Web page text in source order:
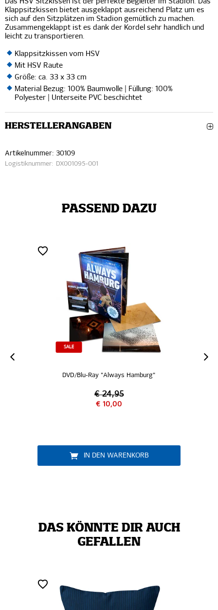
Klappsitzkissen bietet ausgeklappt ausreichend Platz um es
sich auf den Sitzplätzen im Stadion gemütlich zu machen.
Zusammengeklappt ist es dank der Kordel sehr handlich und
leicht zu transportieren.
Klappsitzkissen vom HSV
Mit HSV Raute
Größe: ca. 33 x 33 cm
Material Bezug: 100% Baumwolle | Füllung: 100%
Polyester | Unterseite PVC beschichtet
HERSTELLERANGABEN
Artikelnummer: 30109
Logistiknummer: DX001095-001
PASSEND DAZU
SALE
DVD/Blu-Ray "Always Hamburg"
€ 24,95
€ 10,00
IN DEN WARENKORB
DAS KÖNNTE DIR AUCH
GEFALLEN